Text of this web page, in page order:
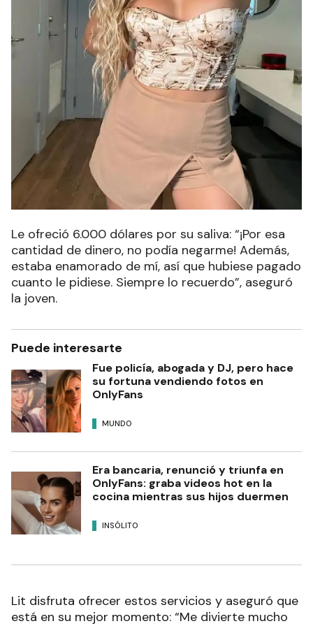
Le ofreció 6.000 dólares por su saliva: “¡Por esa
cantidad de dinero, no podía negarme! Además,
estaba enamorado de mí, así que hubiese pagado
cuanto le pidiese. Siempre lo recuerdo”, aseguró
la joven.
Puede interesarte
Fue policía, abogada y DJ, pero hace
su fortuna vendiendo fotos en
OnlyFans
MUNDO
Era bancaria, renunció y triunfa en
OnlyFans: graba videos hot en la
cocina mientras sus hijos duermen
INSÓLITO
Lit disfruta ofrecer estos servicios y aseguró que
está en su mejor momento: “Me divierte mucho